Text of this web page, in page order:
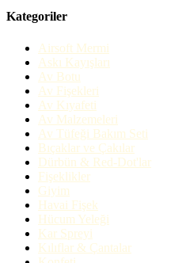
Kategoriler
Airsoft Mermi
Askı Kayışları
Av Botu
Av Fişekleri
Av Kıyafeti
Av Malzemeleri
Av Tüfeği Bakım Seti
Bıçaklar ve Çakılar
Dürbün & Red-Dot'lar
Fişeklikler
Giyim
Havai Fişek
Hücum Yeleği
Kar Spreyi
Kılıflar & Çantalar